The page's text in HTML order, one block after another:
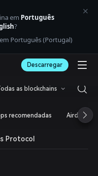
em Português
?
Português (Portugal)
Descarregar
as blockchains
recomendadas Airdrop
Protocol